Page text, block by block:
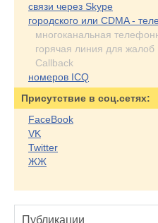
связи через Skype
городского или CDMA -
многоканальная
горячая линия для жалоб
Callback
номеров ICQ
Присутствие в соц.сетях:
FaceBook
VK
Twitter
ЖЖ
Публикации